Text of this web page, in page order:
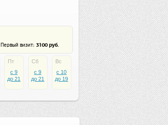
Первый визит: 3100 руб.
Пт
c 9
до 21
Сб
c 9
до 21
Вс
c 10
до 19